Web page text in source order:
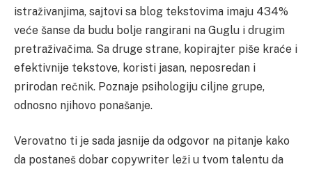
istraživanjima, sajtovi sa blog tekstovima imaju 434%
veće šanse da budu bolje rangirani na Guglu i drugim
pretraživačima. Sa druge strane, kopirajter piše kraće i
efektivnije tekstove, koristi jasan, neposredan i
prirodan rečnik. Poznaje psihologiju ciljne grupe,
odnosno njihovo ponašanje.
Verovatno ti je sada jasnije da odgovor na pitanje kako
da postaneš dobar copywriter leži u tvom talentu da